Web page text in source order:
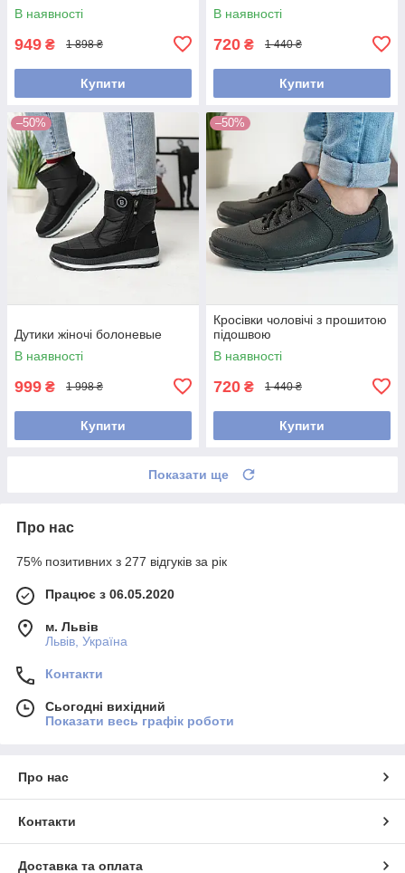
В наявності
949 ₴ 1 898 ₴
Купити
В наявності
720 ₴ 1 440 ₴
Купити
–50%
Дутики жіночі болоневые
В наявності
999 ₴ 1 998 ₴
Купити
–50%
Кросівки чоловічі з прошитою
підошвою
В наявності
720 ₴ 1 440 ₴
Купити
Показати ще
Про нас
75% позитивних з 277 відгуків за рік
Працює з 06.05.2020
м. Львів
Львів, Україна
Контакти
Сьогодні вихідний
Показати весь графік роботи
Про нас
Контакти
Доставка та оплата